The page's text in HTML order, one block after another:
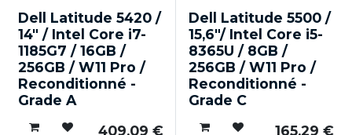
Dell Latitude 5420 /
14" / Intel Core i7-
1185G7 / 16GB /
256GB / W11 Pro /
Reconditionné -
Grade A
409,09 €
Dell Latitude 5500 /
15,6"/ Intel Core i5-
8365U / 8GB /
256GB / W11 Pro /
Reconditionné -
Grade C
165,29 €